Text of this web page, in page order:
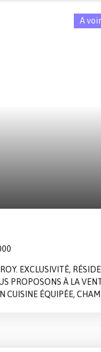
2 chambresRez-de-A
EXCLUSIVITÉ,
PROPOSONS À LA
CUISINE ÉQUIPÉE,